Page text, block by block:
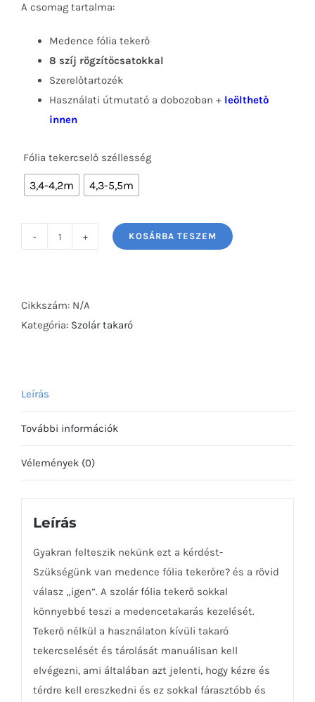
A csomag tartalma:
Medence fólia tekerő
8 szíj rögzítőcsatokkal
Szerelőtartozék
Használati útmutató a dobozoban + leölthető
innen
Fólia tekercselő széllesség
3,4-4,2m 4,3-5,5m
3,4-
5,5m
KOSÁRBA TESZEM
Cikkszám: N/A
Kategória: Szolár takaró
Leírás
További információk
Vélemények (0)
Leírás
Gyakran felteszik nekünk ezt a kérdést-
Szükségünk van medence fólia tekerőre? és a rövid
válasz „igen”. A szolár fólia tekerő sokkal
könnyebbé teszi a medencetakarás kezelését.
Tekerő nélkül a használaton kívüli takaró
tekercselését és tárolását manuálisan kell
elvégezni, ami általában azt jelenti, hogy kézre és
térdre kell ereszkedni és ez sokkal fárasztóbb és